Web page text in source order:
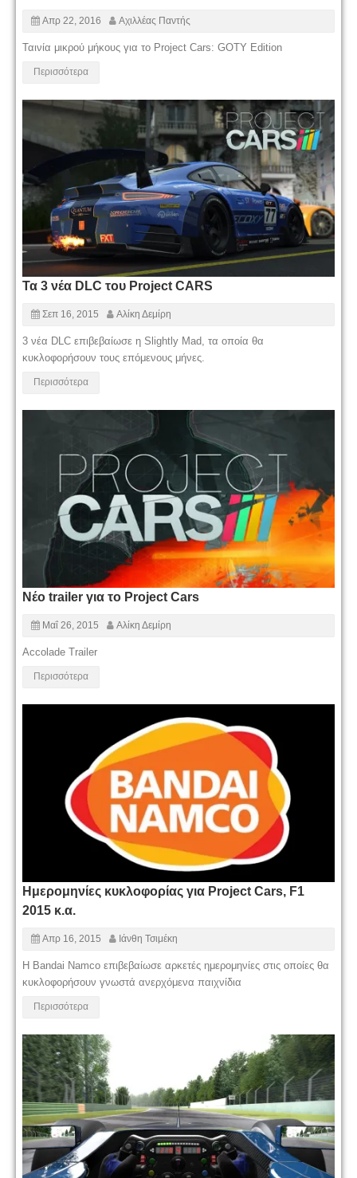
Απρ 22, 2016 Αχιλλέας Παντής
Ταινία μικρού μήκους για το Project Cars: GOTY Edition
Περισσότερα
Τα 3 νέα DLC του Project CARS
Σεπ 16, 2015 Αλίκη Δεμίρη
3 νέα DLC επιβεβαίωσε η Slightly Mad, τα οποία θα
κυκλοφορήσουν τους επόμενους μήνες.
Περισσότερα
Νέο trailer για το Project Cars
Μαΐ 26, 2015 Αλίκη Δεμίρη
Accolade Trailer
Περισσότερα
Ημερομηνίες κυκλοφορίας για Project Cars, F1
2015 κ.α.
Απρ 16, 2015 Ιάνθη Τσιμέκη
H Bandai Namco επιβεβαίωσε αρκετές ημερομηνίες στις οποίες θα
κυκλοφορήσουν γνωστά ανερχόμενα παιχνίδια
Περισσότερα